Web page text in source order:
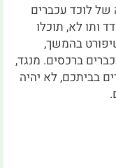
לוכד עכברים
ותו לא, תוכלו
בהמשך,
ברכסים. מנגד,
בביתכם, לא יהיה